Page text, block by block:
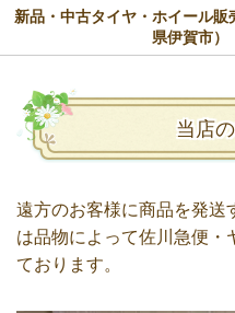
新品・中古タイヤ・ホイール販
県伊賀市）
当店
遠方のお客様に商品を発送
は品物によって佐川急便・
ております。